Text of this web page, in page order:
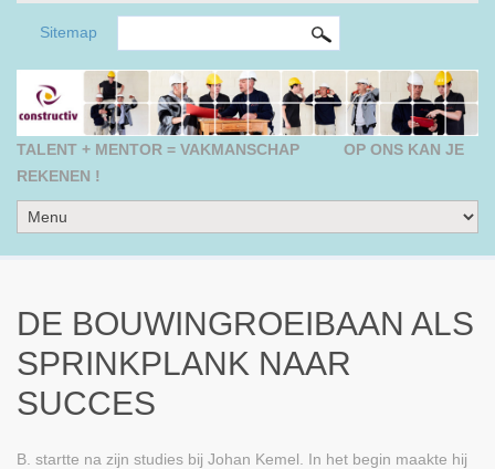
TALENT + MENTOR = VAKMANSCHAP
OP ONS KAN JE
REKENEN !
Sitemap
DE BOUWINGROEIBAAN ALS
SPRINKPLANK NAAR
SUCCES
B. startte na zijn studies bij Johan Kemel. In het begin maakte hij